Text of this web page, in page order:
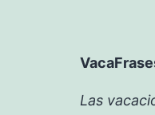
Las